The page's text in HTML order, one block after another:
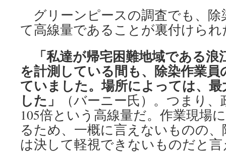
グリーンピースの調査でも、除
て高線量であることが裏付けられ
「私達が帰宅困難地域である
を計測している間も、除染作業
ていました。場所によっては、最
した」
（バーニー氏）。つまり
105倍という高線量だ。作業現場
るため、一概に言えないものの
は決して軽視できないものだと